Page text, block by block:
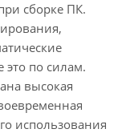
сборке ПК.
это по силам.
высокая
использования